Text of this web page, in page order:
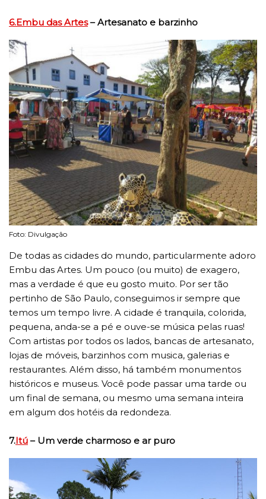
6.Embu das Artes– Artesanato e barzinho
Foto: Divulgação
De todas as cidades do mundo, particularmente adoro
Embu das Artes. Um pouco (ou muito) de exagero,
mas a verdade é que eu gosto muito. Por ser tão
pertinho de São Paulo, conseguimos ir sempre que
temos um tempo livre. A cidade é tranquila, colorida,
pequena, anda-se a pé e ouve-se música pelas ruas!
Com artistas por todos os lados, bancas de artesanato,
lojas de móveis, barzinhos com musica, galerias e
restaurantes. Além disso, há também monumentos
históricos e museus. Você pode passar uma tarde ou
um final de semana, ou mesmo uma semana inteira
em algum dos hotéis da redondeza.
7.Itú – Um verde charmoso e ar puro